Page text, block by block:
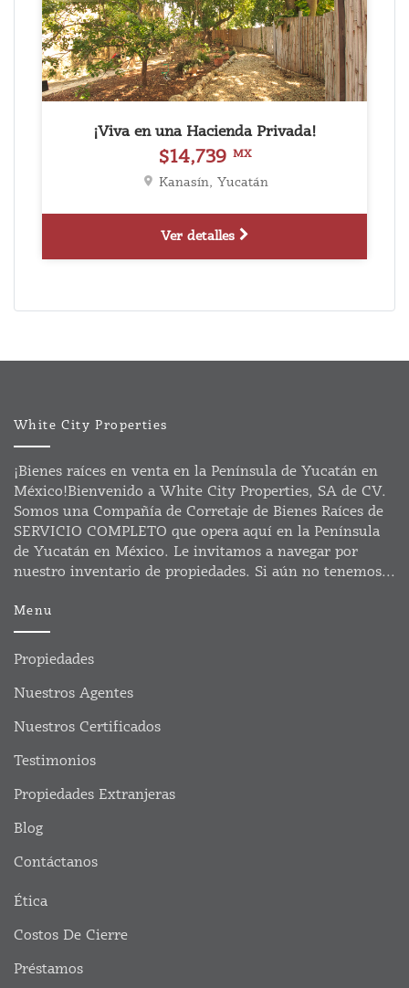
¡Viva en una Hacienda Privada!
$14,739 MX
Kanasín, Yucatán
Ver detalles
White City Properties
¡Bienes raíces en venta en la Península de Yucatán en
México!Bienvenido a White City Properties, SA de CV.
Somos una Compañía de Corretaje de Bienes Raíces de
SERVICIO COMPLETO que opera aquí en la Península
de Yucatán en México. Le invitamos a navegar por
nuestro inventario de propiedades. Si aún no tenemos...
Menu
Propiedades
Nuestros Agentes
Nuestros Certificados
Testimonios
Propiedades Extranjeras
Blog
Contáctanos
Ética
Costos De Cierre
Préstamos